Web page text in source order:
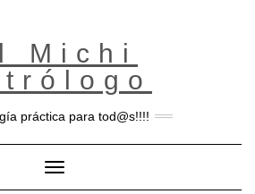
Michi
práctica para tod@s!!!!
Toggle Navigation